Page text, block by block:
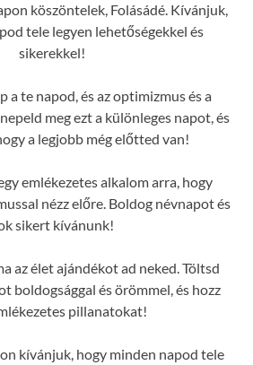
köszöntelek, Folásádé. Kívánjuk,
tele legyen lehetőségekkel és
sikerekkel!
a te napod, és az optimizmus és a
meg ezt a különleges napot, és
a legjobb még előtted van!
emlékezetes alkalom arra, hogy
nézz előre. Boldog névnapot és
sikert kívánunk!
az élet ajándékot ad neked. Töltsd
boldogsággal és örömmel, és hozz
pillanatokat!
kívánjuk, hogy minden napod tele